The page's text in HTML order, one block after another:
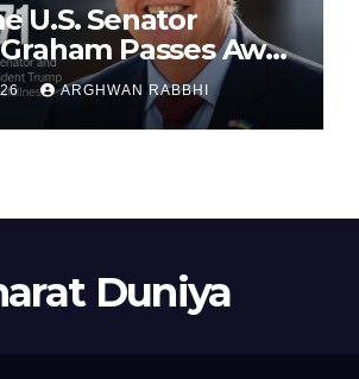
U.S. Senator
Passes Away
ARGHWAN RABBHI
Duniya